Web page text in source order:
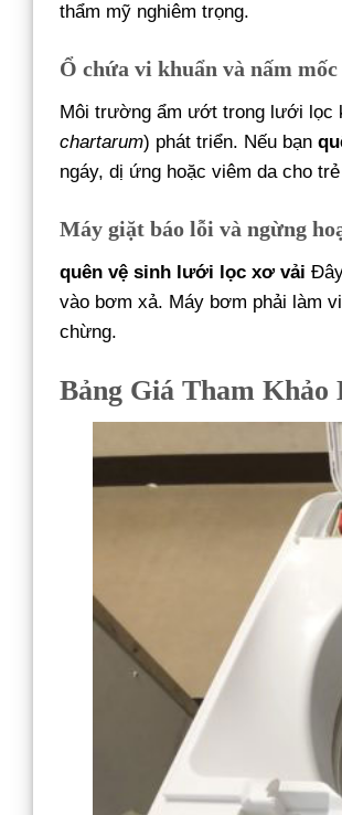
thẩm mỹ nghiêm trọng.
Ổ chứa vi khuẩn và nấm
Môi trường ẩm ướt trong lưới lọc
chartarum) phát triển. Nếu bạn
ngáy, dị ứng hoặc viêm da cho
Máy giặt báo lỗi và ngừng
quên vệ sinh lưới lọc xơ vải
vào bơm xả. Máy bơm phải làm
chừng.
Bảng Giá Tham